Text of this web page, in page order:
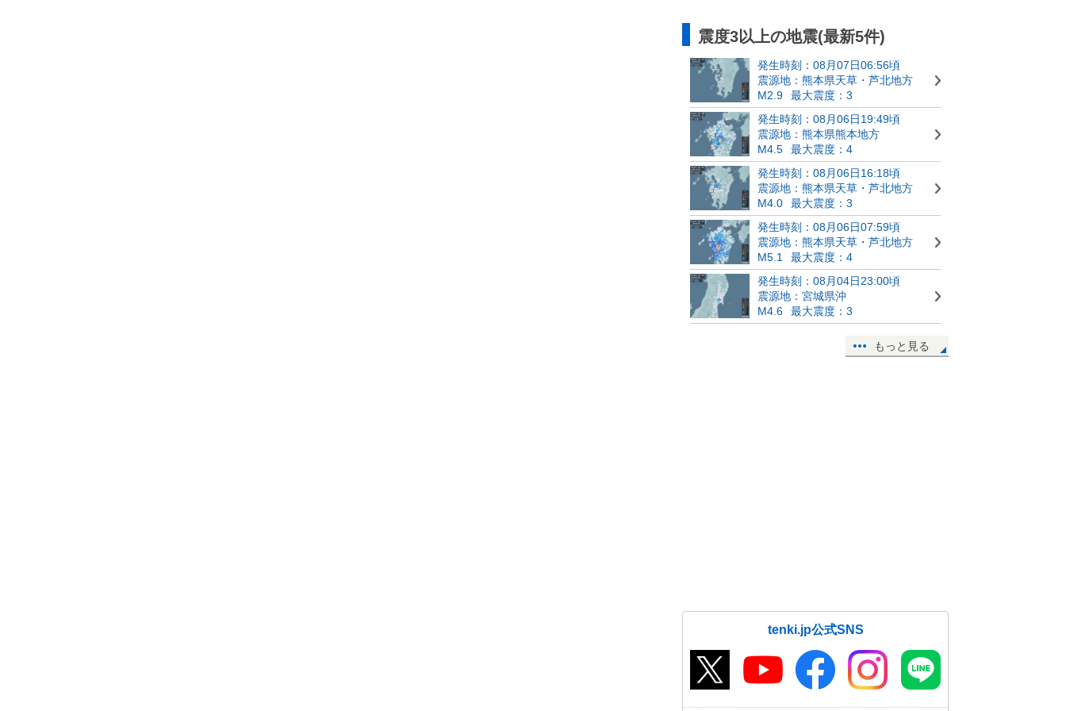
震度3以上の地震(最新5件)
発生時刻：08月07日06:56頃
震源地：熊本県天草・芦北地方
M2.9
最大震度：3
発生時刻：08月06日19:49頃
震源地：熊本県熊本地方
M4.5
最大震度：4
発生時刻：08月06日16:18頃
震源地：熊本県天草・芦北地方
M4.0
最大震度：3
発生時刻：08月06日07:59頃
震源地：熊本県天草・芦北地方
M5.1
最大震度：4
発生時刻：08月04日23:00頃
震源地：宮城県沖
M4.6
最大震度：3
もっと見る
tenki.jp公式SNS